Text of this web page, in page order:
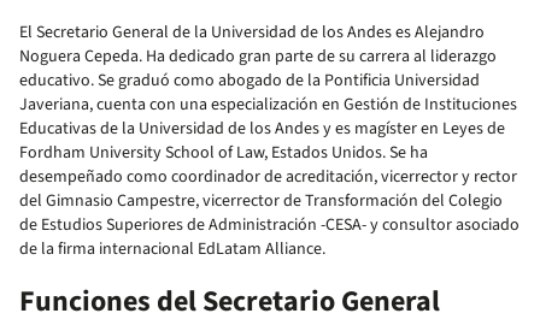
El Secretario General de la Universidad de los Andes es Alejandro
Noguera Cepeda. Ha dedicado gran parte de su carrera al liderazgo
educativo. Se graduó como abogado de la Pontificia Universidad
Javeriana, cuenta con una especialización en Gestión de Instituciones
Educativas de la Universidad de los Andes y es magíster en Leyes de
Fordham University School of Law, Estados Unidos. Se ha
desempeñado como coordinador de acreditación, vicerrector y rector
del Gimnasio Campestre, vicerrector de Transformación del Colegio
de Estudios Superiores de Administración -CESA- y consultor asociado
de la firma internacional EdLatam Alliance.
Funciones del Secretario General